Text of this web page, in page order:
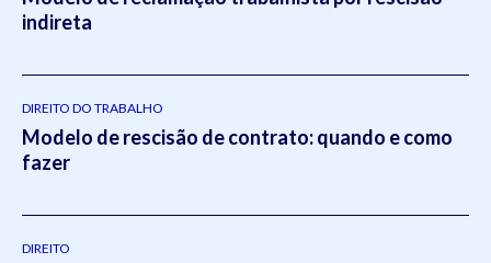
indireta
DIREITO DO TRABALHO
Modelo de rescisão de contrato: quando e como
fazer
DIREITO